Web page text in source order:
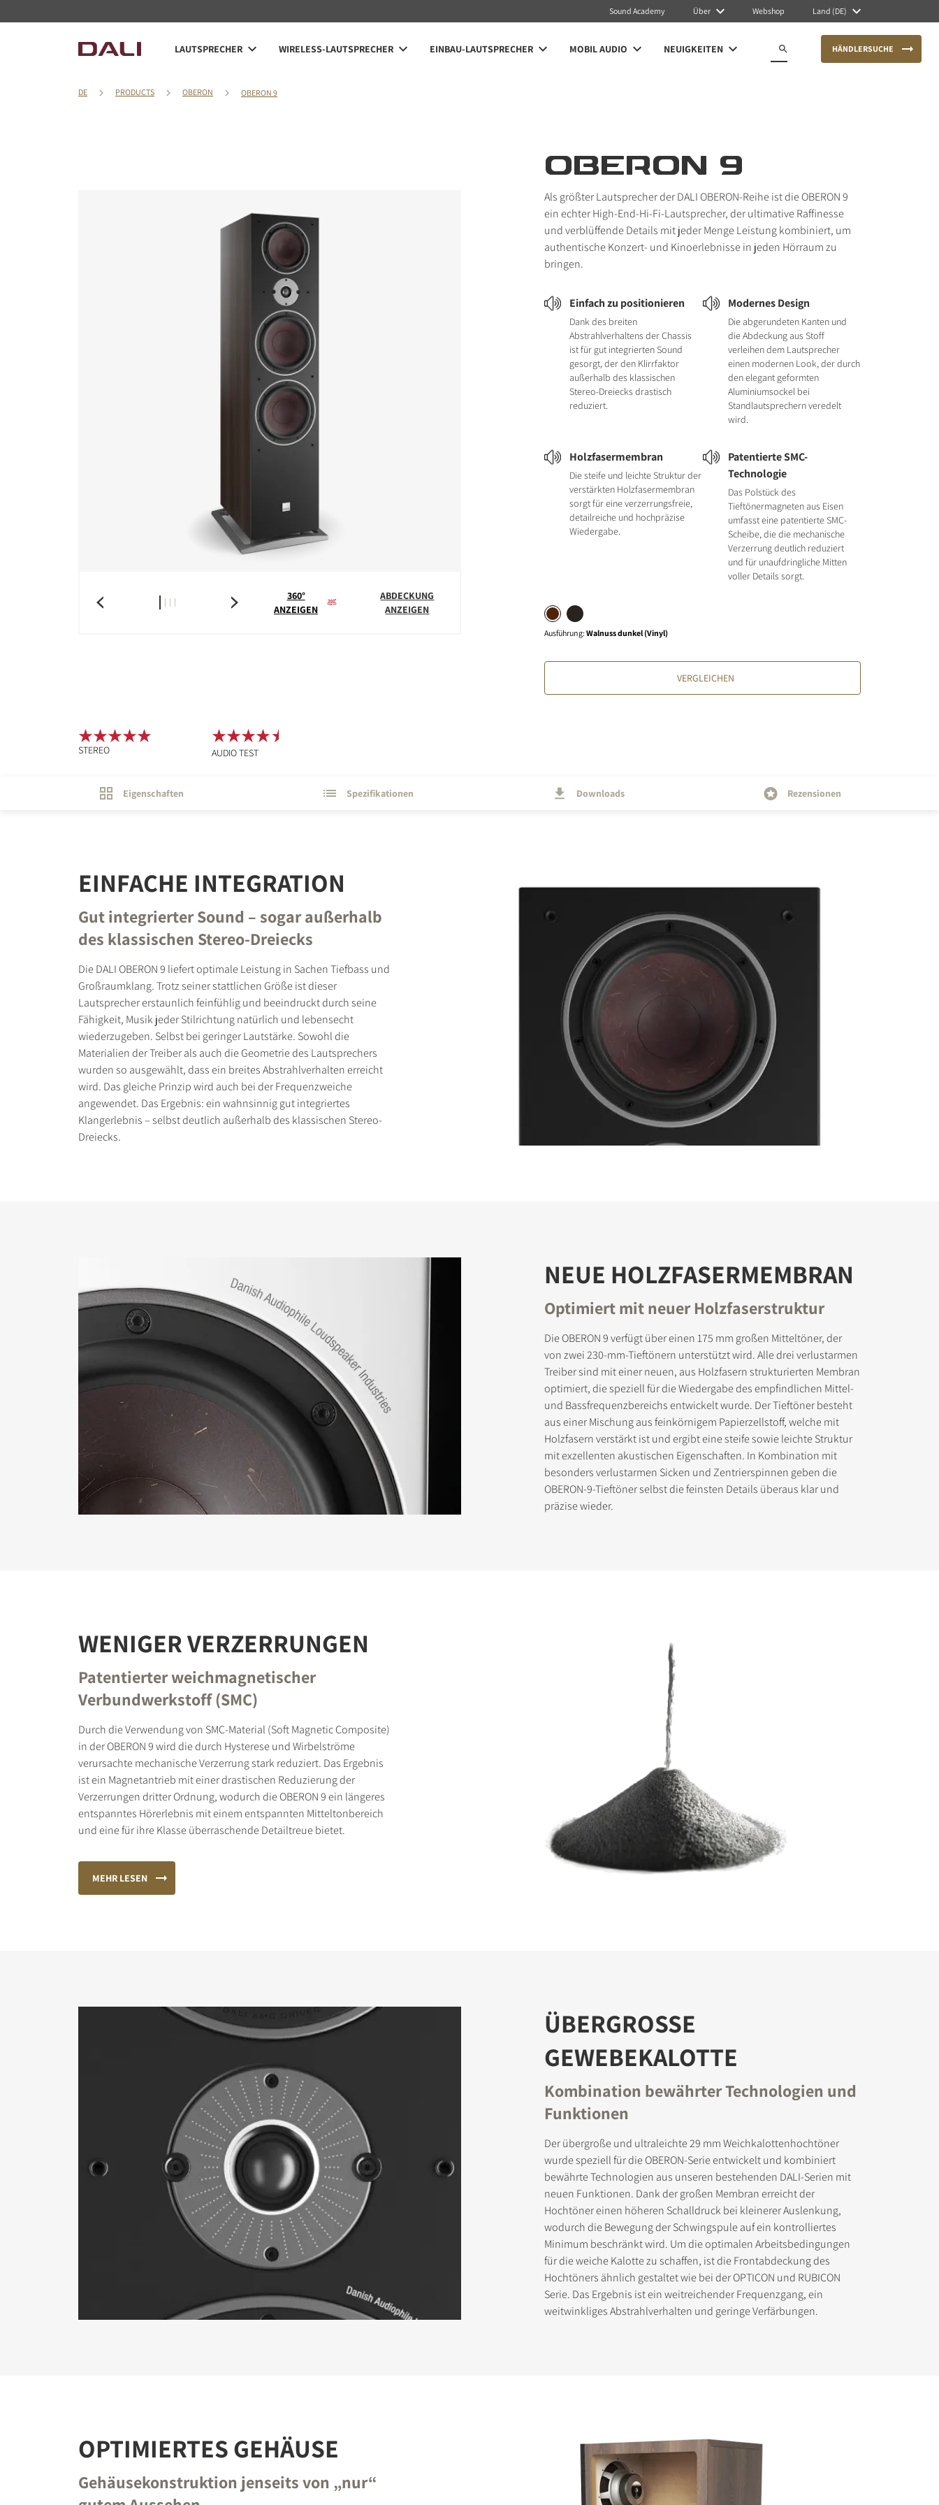
Sound Academy Über Webshop Land (DE)
LAUTSPRECHER WIRELESS-LAUTSPRECHER EINBAU-LAUTSPRECHER MOBIL AUDIO NEUIGKEITEN HÄNDLERSUCHE
DE PRODUCTS OBERON OBERON 9
360°
ANZEIGEN
ABDECKUNG
ANZEIGEN
OBERON 9
Als größter Lautsprecher der DALI OBERON-Reihe ist die OBERON 9
ein echter High-End-Hi-Fi-Lautsprecher, der ultimative Raffinesse
und verblüffende Details mit jeder Menge Leistung kombiniert, um
authentische Konzert- und Kinoerlebnisse in jeden Hörraum zu
bringen.
Einfach zu positionieren
Dank des breiten
Abstrahlverhaltens der Chassis
ist für gut integrierten Sound
gesorgt, der den Klirrfaktor
außerhalb des klassischen
Stereo-Dreiecks drastisch
reduziert.
Modernes Design
Die abgerundeten Kanten und
die Abdeckung aus Stoff
verleihen dem Lautsprecher
einen modernen Look, der durch
den elegant geformten
Aluminiumsockel bei
Standlautsprechern veredelt
wird.
Holzfasermembran
Die steife und leichte Struktur der
verstärkten Holzfasermembran
sorgt für eine verzerrungsfreie,
detailreiche und hochpräzise
Wiedergabe.
Patentierte SMC-
Technologie
Das Polstück des
Tieftönermagneten aus Eisen
umfasst eine patentierte SMC-
Scheibe, die die mechanische
Verzerrung deutlich reduziert
und für unaufdringliche Mitten
voller Details sorgt.
Ausführung:Walnuss dunkel (Vinyl)
VERGLEICHEN
STEREO AUDIO TEST
PRODUKTE VERGLEICHEN
Eigenschaften Spezifikationen Downloads Rezensionen
EINFACHE INTEGRATION
Gut integrierter Sound – sogar außerhalb
des klassischen Stereo-Dreiecks
Die DALI OBERON 9 liefert optimale Leistung in Sachen Tiefbass und
Großraumklang. Trotz seiner stattlichen Größe ist dieser
Lautsprecher erstaunlich feinfühlig und beeindruckt durch seine
Fähigkeit, Musik jeder Stilrichtung natürlich und lebensecht
wiederzugeben. Selbst bei geringer Lautstärke. Sowohl die
Materialien der Treiber als auch die Geometrie des Lautsprechers
wurden so ausgewählt, dass ein breites Abstrahlverhalten erreicht
wird. Das gleiche Prinzip wird auch bei der Frequenzweiche
angewendet. Das Ergebnis: ein wahnsinnig gut integriertes
Klangerlebnis – selbst deutlich außerhalb des klassischen Stereo-
Dreiecks.
NEUE HOLZFASERMEMBRAN
Optimiert mit neuer Holzfaserstruktur
Die OBERON 9 verfügt über einen 175 mm großen Mitteltöner, der
von zwei 230-mm-Tieftönern unterstützt wird. Alle drei verlustarmen
Treiber sind mit einer neuen, aus Holzfasern strukturierten Membran
optimiert, die speziell für die Wiedergabe des empfindlichen Mittel-
und Bassfrequenzbereichs entwickelt wurde. Der Tieftöner besteht
aus einer Mischung aus feinkörnigem Papierzellstoff, welche mit
Holzfasern verstärkt ist und ergibt eine steife sowie leichte Struktur
mit exzellenten akustischen Eigenschaften. In Kombination mit
besonders verlustarmen Sicken und Zentrierspinnen geben die
OBERON-9-Tieftöner selbst die feinsten Details überaus klar und
präzise wieder.
WENIGER VERZERRUNGEN
Patentierter weichmagnetischer
Verbundwerkstoff (SMC)
Durch die Verwendung von SMC-Material (Soft Magnetic Composite)
in der OBERON 9 wird die durch Hysterese und Wirbelströme
verursachte mechanische Verzerrung stark reduziert. Das Ergebnis
ist ein Magnetantrieb mit einer drastischen Reduzierung der
Verzerrungen dritter Ordnung, wodurch die OBERON 9 ein längeres
entspanntes Hörerlebnis mit einem entspannten Mitteltonbereich
und eine für ihre Klasse überraschende Detailtreue bietet.
MEHR LESEN
ÜBERGROSSE
GEWEBEKALOTTE
Kombination bewährter Technologien und
Funktionen
Der übergroße und ultraleichte 29 mm Weichkalottenhochtöner
wurde speziell für die OBERON-Serie entwickelt und kombiniert
bewährte Technologien aus unseren bestehenden DALI-Serien mit
neuen Funktionen. Dank der großen Membran erreicht der
Hochtöner einen höheren Schalldruck bei kleinerer Auslenkung,
wodurch die Bewegung der Schwingspule auf ein kontrolliertes
Minimum beschränkt wird. Um die optimalen Arbeitsbedingungen
für die weiche Kalotte zu schaffen, ist die Frontabdeckung des
Hochtöners ähnlich gestaltet wie bei der OPTICON und RUBICON
Serie. Das Ergebnis ist ein weitreichender Frequenzgang, ein
weitwinkliges Abstrahlverhalten und geringe Verfärbungen.
OPTIMIERTES GEHÄUSE
Gehäusekonstruktion jenseits von „nur“
FÜR DOWNLOAD REGISTRIEREN
Füllen Sie das Formular aus, um sofortigen Zugriff auf alle gesperrten Download-Dateien
auf der Website zu erhalten.